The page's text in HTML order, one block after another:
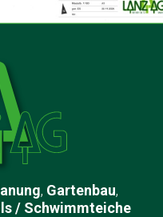
, Gartenbau,
/ Schwimmteiche